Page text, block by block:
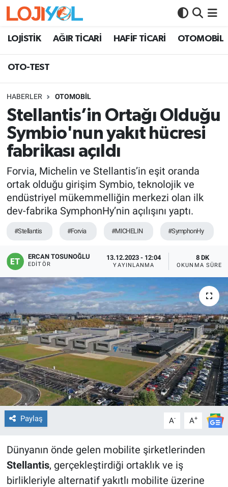
LOJİSTİK AĞIR TİCARİ HAFİF TİCARİ OTOMOBİL
OTO-TEST
HABERLER OTOMOBİL
Stellantis’in Ortağı Olduğu
Symbio'nun yakıt hücresi
fabrikası açıldı
Forvia, Michelin ve Stellantis’in eşit oranda
ortak olduğu girişim Symbio, teknolojik ve
endüstriyel mükemmelliğin merkezi olan ilk
dev-fabrika SymphonHy’nin açılışını yaptı.
#Stellantis #Forvia #MICHELIN #SymphonHy
ERCAN TOSUNOĞLU
EDITÖR
13.12.2023 - 12:04
YAYINLANMA
8 DK
OKUNMA SÜRESI
Paylaş A- A+
Dünyanın önde gelen mobilite şirketlerinden
Stellantis, gerçekleştirdiği ortaklık ve iş
birlikleriyle alternatif yakıtlı mobilite üzerine
OTO-TEST